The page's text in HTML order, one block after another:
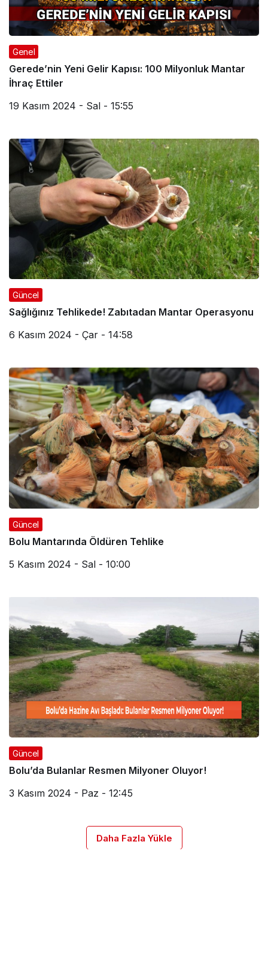
Genel
Gerede’nin Yeni Gelir Kapısı: 100 Milyonluk Mantar
İhraç Ettiler
19 Kasım 2024 - Sal - 15:55
Güncel
Sağlığınız Tehlikede! Zabıtadan Mantar Operasyonu
6 Kasım 2024 - Çar - 14:58
Güncel
Bolu Mantarında Öldüren Tehlike
5 Kasım 2024 - Sal - 10:00
Güncel
Bolu’da Bulanlar Resmen Milyoner Oluyor!
3 Kasım 2024 - Paz - 12:45
Daha Fazla Yükle